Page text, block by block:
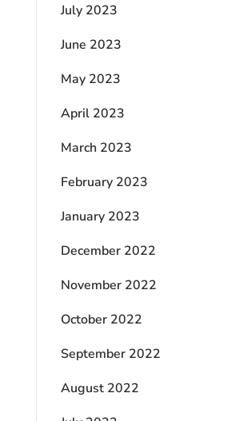
July 2023
June 2023
May 2023
April 2023
March 2023
February 2023
January 2023
December 2022
November 2022
October 2022
September 2022
August 2022